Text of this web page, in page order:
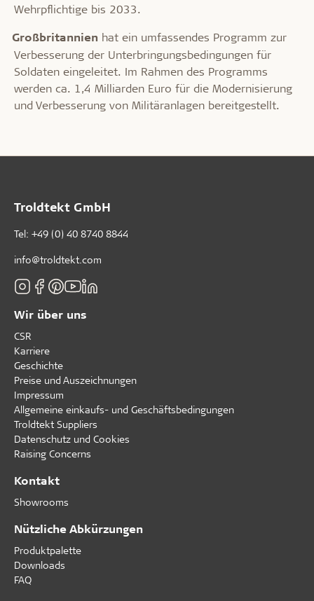
Wehrpflichtige bis 2033.
Großbritannien hat ein umfassendes Programm zur
Verbesserung der Unterbringungsbedingungen für
Soldaten eingeleitet. Im Rahmen des Programms
werden ca. 1,4 Milliarden Euro für die Modernisierung
und Verbesserung von Militäranlagen bereitgestellt.
Troldtekt GmbH
Tel: +49 (0) 40 8740 8844
info@troldtekt.com
Wir über uns
CSR
Karriere
Geschichte
Preise und Auszeichnungen
Impressum
Allgemeine einkaufs- und Geschäftsbedingungen
Troldtekt Suppliers
Datenschutz und Cookies
Raising Concerns
Kontakt
Showrooms
Nützliche Abkürzungen
Produktpalette
Downloads
FAQ